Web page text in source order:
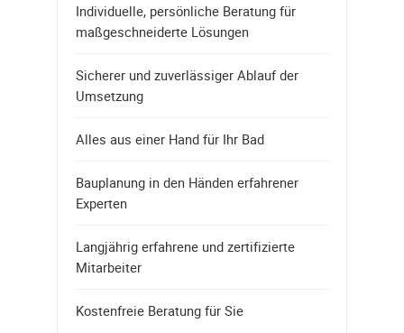
Individuelle, persönliche Beratung für
maßgeschneiderte Lösungen
Sicherer und zuverlässiger Ablauf der
Umsetzung
Alles aus einer Hand für Ihr Bad
Bauplanung in den Händen erfahrener
Experten
Langjährig erfahrene und zertifizierte
Mitarbeiter
Kostenfreie Beratung für Sie